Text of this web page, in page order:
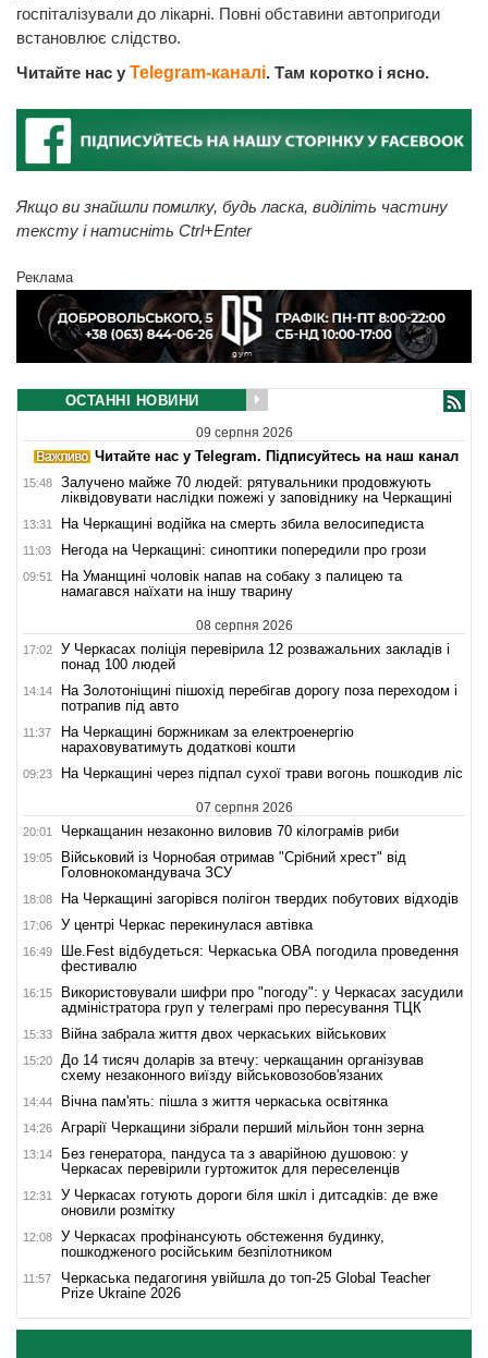
госпіталізували до лікарні. Повні обставини автопригоди
встановлює слідство.
Читайте нас у Telegram-каналі. Там коротко і ясно.
Якщо ви знайшли помилку, будь ласка, виділіть частину
тексту і натисніть Ctrl+Enter
Реклама
ОСТАННІ НОВИНИ
09 серпня 2026
Читайте нас у Telegram. Підписуйтесь на наш канал
15:48
Залучено майже 70 людей: рятувальники продовжують
ліквідовувати наслідки пожежі у заповіднику на Черкащині
13:31 На Черкащині водійка на смерть збила велосипедиста
11:03 Негода на Черкащині: синоптики попередили про грози
09:51
На Уманщині чоловік напав на собаку з палицею та
намагався наїхати на іншу тварину
08 серпня 2026
17:02
У Черкасах поліція перевірила 12 розважальних закладів і
понад 100 людей
14:14
На Золотоніщині пішохід перебігав дорогу поза переходом і
потрапив під авто
11:37
На Черкащині боржникам за електроенергію
нараховуватимуть додаткові кошти
09:23 На Черкащині через підпал сухої трави вогонь пошкодив ліс
07 серпня 2026
20:01 Черкащанин незаконно виловив 70 кілограмів риби
19:05
Військовий із Чорнобая отримав "Срібний хрест" від
Головнокомандувача ЗСУ
18:08 На Черкащині загорівся полігон твердих побутових відходів
17:06 У центрі Черкас перекинулася автівка
16:49
Ше.Fest відбудеться: Черкаська ОВА погодила проведення
фестивалю
16:15
Використовували шифри про "погоду": у Черкасах засудили
адміністратора груп у телеграмі про пересування ТЦК
15:33 Війна забрала життя двох черкаських військових
15:20
До 14 тисяч доларів за втечу: черкащанин організував
схему незаконного виїзду військовозобов'язаних
14:44 Вічна пам'ять: пішла з життя черкаська освітянка
14:26 Аграрії Черкащини зібрали перший мільйон тонн зерна
13:14
Без генератора, пандуса та з аварійною душовою: у
Черкасах перевірили гуртожиток для переселенців
12:31
У Черкасах готують дороги біля шкіл і дитсадків: де вже
оновили розмітку
12:08
У Черкасах профінансують обстеження будинку,
пошкодженого російським безпілотником
11:57
Черкаська педагогиня увійшла до топ-25 Global Teacher
Prize Ukraine 2026